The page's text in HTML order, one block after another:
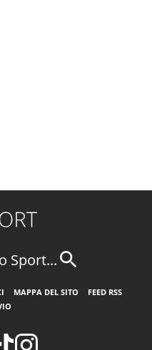
Sport...
MAPPA DEL SITO
FEED RSS